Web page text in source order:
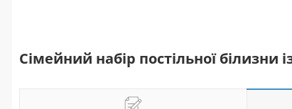
Сімейний набір постільної